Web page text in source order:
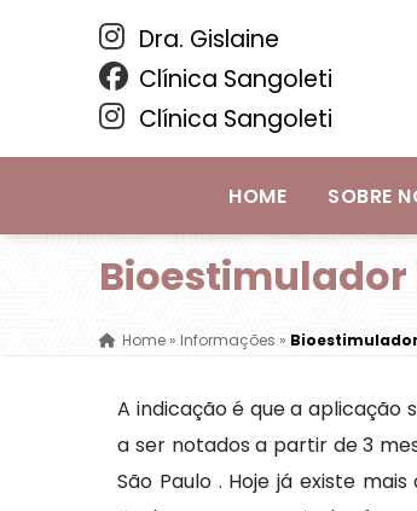
Dra. Gislaine
Clínica Sangoleti
Clínica Sangoleti
HOME SOBRE
Bioestimulador
Home»Informações »
A indicação é que a aplicação
a ser notados a partir de 3
São Paulo . Hoje já existe